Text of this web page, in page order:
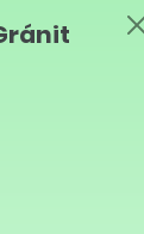
kell,
is
Ha ez
árának